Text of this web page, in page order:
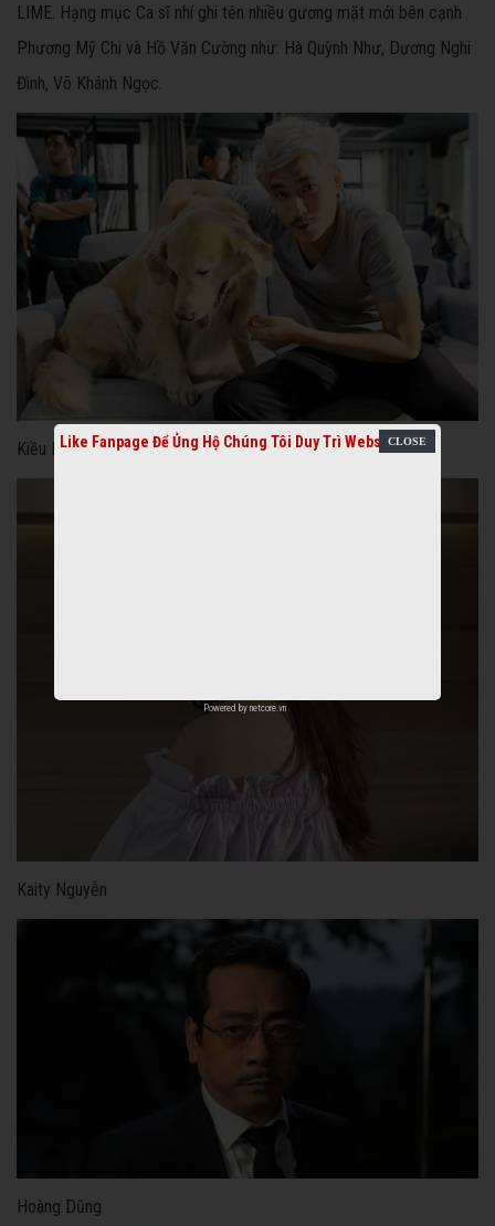
LIME. Hạng mục Ca sĩ nhí ghi tên nhiều gương mặt mới bên cạnh
Phương Mỹ Chi và Hồ Văn Cường như: Hà Quỳnh Như, Dương Nghi
Đình, Võ Khánh Ngọc.
Kiều Minh Tuấn
Kaity Nguyễn
Hoàng Dũng
Like Fanpage Để Ủng Hộ Chúng Tôi Duy Trì Website
Powered by netcore.vn